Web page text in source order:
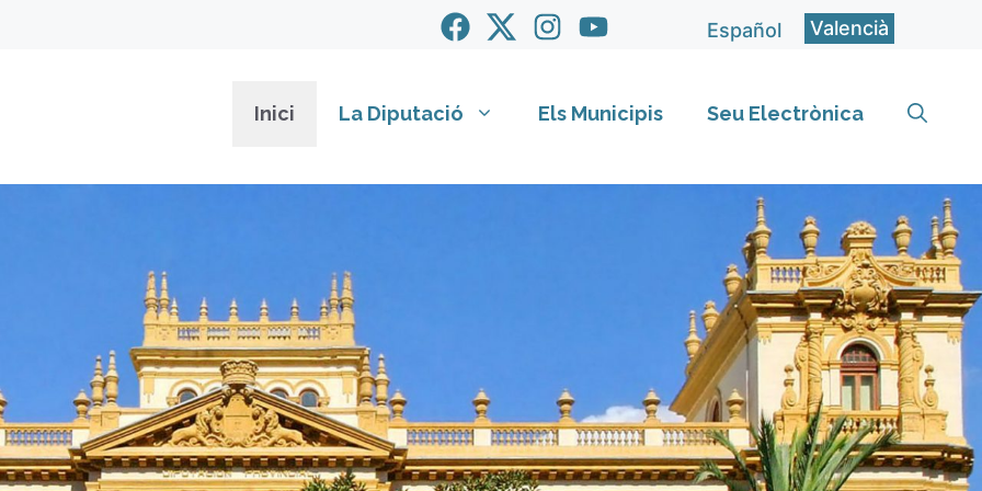
Español Valencià
Inici La Diputació Els Municipis Seu Electrònica